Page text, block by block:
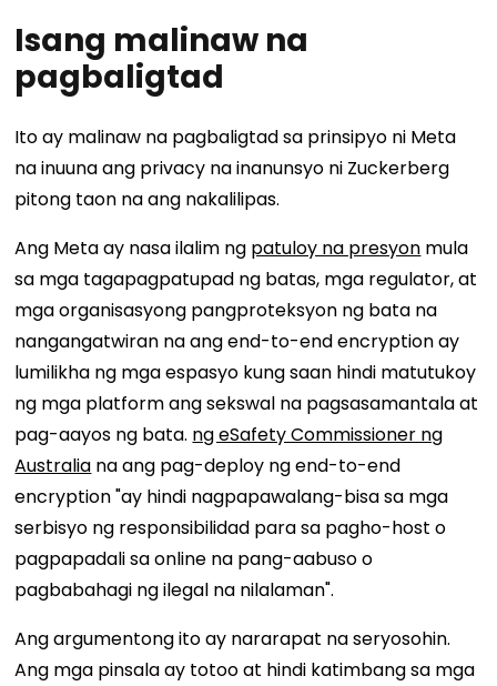
Isang malinaw na
pagbaligtad
Ito ay malinaw na pagbaligtad sa prinsipyo ni Meta
na inuuna ang privacy na inanunsyo ni Zuckerberg
pitong taon na ang nakalilipas.
Ang Meta ay nasa ilalim ng patuloy na presyon mula
sa mga tagapagpatupad ng batas, mga regulator, at
mga organisasyong pangproteksyon ng bata na
nangangatwiran na ang end-to-end encryption ay
lumilikha ng mga espasyo kung saan hindi matutukoy
ng mga platform ang sekswal na pagsasamantala at
pag-aayos ng bata. ng eSafety Commissioner ng
Australia na ang pag-deploy ng end-to-end
encryption "ay hindi nagpapawalang-bisa sa mga
serbisyo ng responsibilidad para sa pagho-host o
pagpapadali sa online na pang-aabuso o
pagbabahagi ng ilegal na nilalaman".
Ang argumentong ito ay nararapat na seryosohin.
Ang mga pinsala ay totoo at hindi katimbang sa mga